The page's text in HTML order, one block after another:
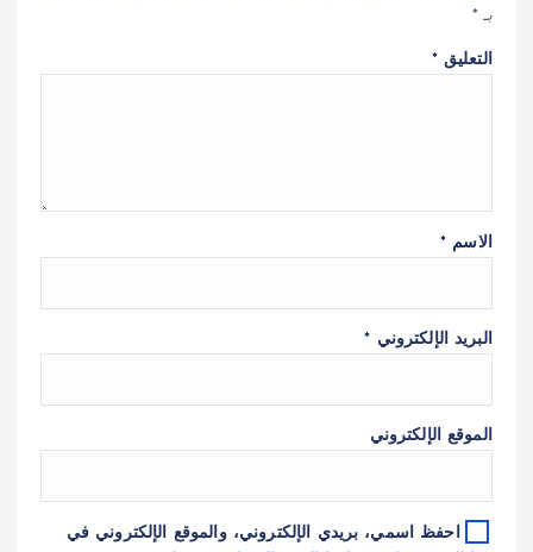
بـ*
التعليق*
الاسم *
البريد الإلكتروني *
الموقع الإلكتروني
احفظ اسمي، بريدي الإلكتروني، والموقع الإلكتروني في